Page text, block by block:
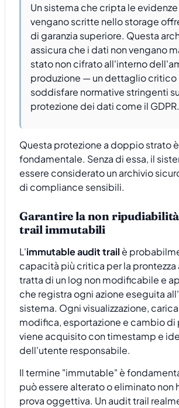
Un sistema che cripta le evidenze
vengano scritte nello storage
di garanzia superiore. Questa
assicura che i dati non vengano
stato non cifrato all'interno
produzione — un dettaglio critico
soddisfare normative stringenti
protezione dei dati come il GDPR.
Questa protezione a doppio strato
fondamentale. Senza di essa, il
essere considerato un archivio
di compliance sensibili.
Garantire la non
trail immutabili
L'immutable audit trail è
capacità più critica per la prontezza
tratta di un log non modificabile e
che registra ogni azione eseguita
sistema. Ogni visualizzazione,
modifica, esportazione e cambio di
viene acquisito con timestamp e
dell'utente responsabile.
Il termine "immutable" è
può essere alterato o eliminato non
prova oggettiva. Un audit trail